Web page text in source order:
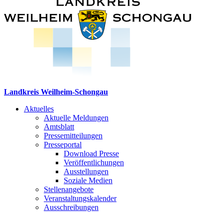
Landkreis Weilheim-Schongau
Aktuelles
Aktuelle Meldungen
Amtsblatt
Pressemitteilungen
Presseportal
Download Presse
Veröffentlichungen
Ausstellungen
Soziale Medien
Stellenangebote
Veranstaltungskalender
Ausschreibungen